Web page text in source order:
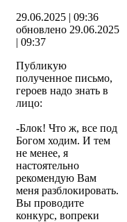
29.06.2025 | 09:36
обновлено 29.06.2025
| 09:37
Публикую
полученное письмо,
героев надо знать в
лицо:
-Блок! Что ж, все под
Богом ходим. И тем
не менее, я
настоятельно
рекомендую Вам
меня разблокировать.
Вы проводите
конкурс, вопреки